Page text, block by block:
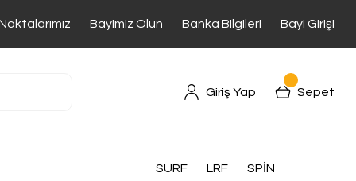
Bayimiz Olun Banka Bilgileri Bayi Girişi
Giriş Yap Sepet
SURF LRF SPİN